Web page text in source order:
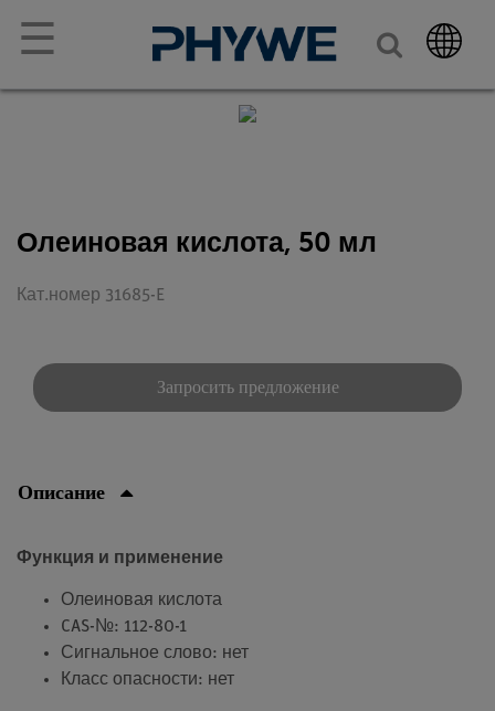
☰
Олеиновая кислота, 50 мл
Кат.номер 31685-E
Запросить предложение
Описание
Функция и применение
Олеиновая кислота
CAS-№: 112-80-1
Сигнальное слово: нет
Класс опасности: нет